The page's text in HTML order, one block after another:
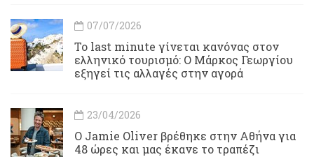
07/07/2026
Το last minute γίνεται κανόνας στον
ελληνικό τουρισμό: Ο Μάρκος Γεωργίου
εξηγεί τις αλλαγές στην αγορά
23/04/2026
Ο Jamie Oliver βρέθηκε στην Αθήνα για
48 ώρες και μας έκανε το τραπέζι